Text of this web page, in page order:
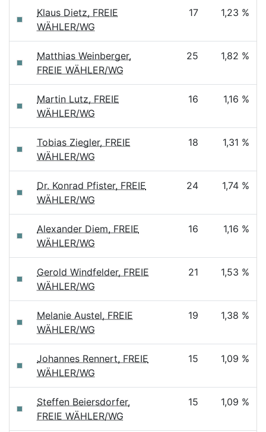
Klaus Dietz, FREIE
WÄHLER/WG
17 1,23 %
Matthias Weinberger,
FREIE WÄHLER/WG
25 1,82 %
Martin Lutz, FREIE
WÄHLER/WG
16 1,16 %
Tobias Ziegler, FREIE
WÄHLER/WG
18 1,31 %
Dr. Konrad Pfister, FREIE
WÄHLER/WG
24 1,74 %
Alexander Diem, FREIE
WÄHLER/WG
16 1,16 %
Gerold Windfelder, FREIE
WÄHLER/WG
21 1,53 %
Melanie Austel, FREIE
WÄHLER/WG
19 1,38 %
Johannes Rennert, FREIE
WÄHLER/WG
15 1,09 %
Steffen Beiersdorfer,
FREIE WÄHLER/WG
15 1,09 %